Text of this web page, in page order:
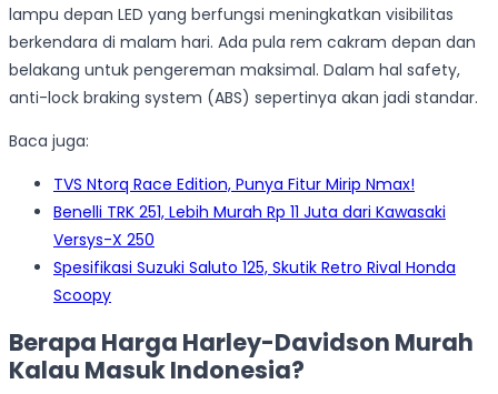
lampu depan LED yang berfungsi meningkatkan visibilitas
berkendara di malam hari. Ada pula rem cakram depan dan
belakang untuk pengereman maksimal. Dalam hal safety,
anti-lock braking system (ABS) sepertinya akan jadi standar.
Baca juga:
TVS Ntorq Race Edition, Punya Fitur Mirip Nmax!
Benelli TRK 251, Lebih Murah Rp 11 Juta dari Kawasaki
Versys-X 250
Spesifikasi Suzuki Saluto 125, Skutik Retro Rival Honda
Scoopy
Berapa Harga Harley-Davidson Murah
Kalau Masuk Indonesia?